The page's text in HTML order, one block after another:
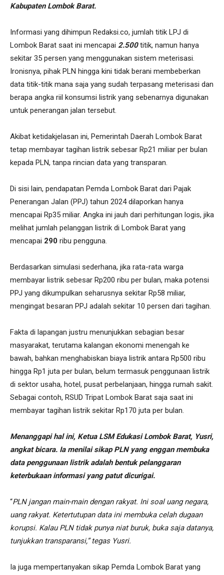
Kabupaten Lombok Barat.
Informasi yang dihimpun Redaksi.co, jumlah titik LPJ di
Lombok Barat saat ini mencapai 2.500titik, namun hanya
sekitar 35 persen yang menggunakan sistem meterisasi.
Ironisnya, pihak PLN hingga kini tidak berani membeberkan
data titik-titik mana saja yang sudah terpasang meterisasi dan
berapa angka riil konsumsi listrik yang sebenarnya digunakan
untuk penerangan jalan tersebut.
Akibat ketidakjelasan ini, Pemerintah Daerah Lombok Barat
tetap membayar tagihan listrik sebesar Rp21 miliar per bulan
kepada PLN, tanpa rincian data yang transparan.
Di sisi lain, pendapatan Pemda Lombok Barat dari Pajak
Penerangan Jalan (PPJ) tahun 2024 dilaporkan hanya
mencapai Rp35 miliar. Angka ini jauh dari perhitungan logis, jika
melihat jumlah pelanggan listrik di Lombok Barat yang
mencapai 290 ribu pengguna.
Berdasarkan simulasi sederhana, jika rata-rata warga
membayar listrik sebesar Rp200 ribu per bulan, maka potensi
PPJ yang dikumpulkan seharusnya sekitar Rp58 miliar,
mengingat besaran PPJ adalah sekitar 10 persen dari tagihan.
Fakta di lapangan justru menunjukkan sebagian besar
masyarakat, terutama kalangan ekonomi menengah ke
bawah, bahkan menghabiskan biaya listrik antara Rp500 ribu
hingga Rp1 juta per bulan, belum termasuk penggunaan listrik
di sektor usaha, hotel, pusat perbelanjaan, hingga rumah sakit.
Sebagai contoh, RSUD Tripat Lombok Barat saja saat ini
membayar tagihan listrik sekitar Rp170 juta per bulan.
Menanggapi hal ini, Ketua LSM Edukasi Lombok Barat, Yusri,
angkat bicara. Ia menilai sikap PLN yang enggan membuka
data penggunaan listrik adalah bentuk pelanggaran
keterbukaan informasi yang patut dicurigai.
“PLN jangan main-main dengan rakyat. Ini soal uang negara,
uang rakyat. Ketertutupan data ini membuka celah dugaan
korupsi. Kalau PLN tidak punya niat buruk, buka saja datanya,
tunjukkan transparansi,” tegas Yusri.
Ia juga mempertanyakan sikap Pemda Lombok Barat yang